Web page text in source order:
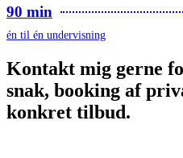
90 min
én til én undervisning
Kontakt mig gerne
snak, booking af
konkret tilbud.